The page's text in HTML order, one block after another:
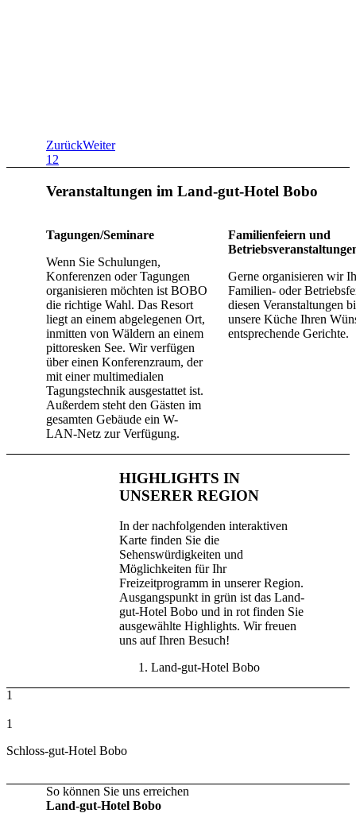
ZurückWeiter
12
Veranstaltungen im Land-gut-Hotel Bobo
Tagungen/Seminare
Wenn Sie Schulungen,
Konferenzen oder Tagungen
organisieren möchten ist BOBO
die richtige Wahl. Das Resort
liegt an einem abgelegenen Ort,
inmitten von Wäldern an einem
pittoresken See. Wir verfügen
über einen Konferenzraum, der
mit einer multimedialen
Tagungstechnik ausgestattet ist.
Außerdem steht den Gästen im
gesamten Gebäude ein W-
LAN-Netz zur Verfügung.
Familienfeiern und
Gerne organisieren wir
Familien- oder
diesen Veranstaltungen
unsere Küche Ihren
entsprechende Gerichte.
HIGHLIGHTS IN
UNSERER REGION
In der nachfolgenden interaktiven
Karte finden Sie die
Sehenswürdigkeiten und
Möglichkeiten für Ihr
Freizeitprogramm in unserer Region.
Ausgangspunkt in grün ist das Land-
gut-Hotel Bobo und in rot finden Sie
ausgewählte Highlights. Wir freuen
uns auf Ihren Besuch!
Land-gut-Hotel Bobo
1
1
Schloss-gut-Hotel Bobo
So können Sie uns erreichen
Land-gut-Hotel Bobo